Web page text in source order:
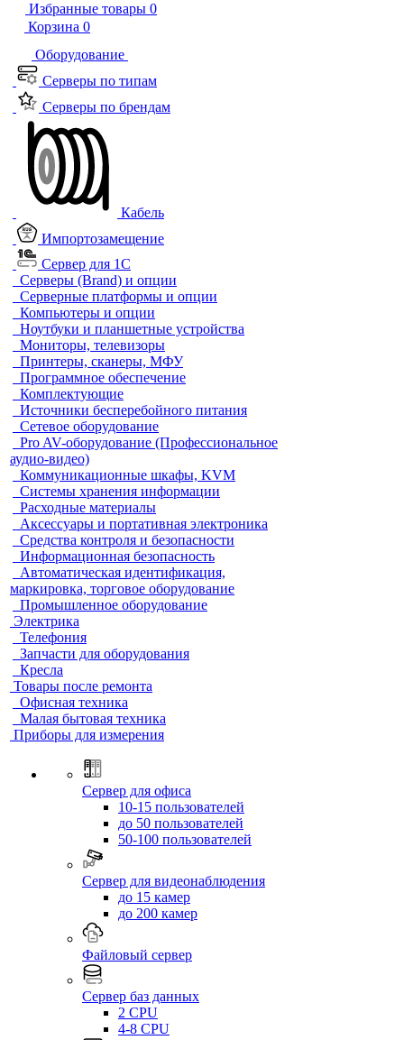
Избранные товары 0
Корзина 0
Оборудование
Серверы по типам
Серверы по брендам
Кабель
Импортозамещение
Сервер для 1С
Серверы (Brand) и опции
Серверные платформы и опции
Компьютеры и опции
Ноутбуки и планшетные устройства
Мониторы, телевизоры
Принтеры, сканеры, МФУ
Программное обеспечение
Комплектующие
Источники бесперебойного питания
Сетевое оборудование
Pro AV-оборудование (Профессиональное
аудио-видео)
Коммуникационные шкафы, KVM
Системы хранения информации
Расходные материалы
Аксессуары и портативная электроника
Средства контроля и безопасности
Информационная безопасность
Автоматическая идентификация,
маркировка, торговое оборудование
Промышленное оборудование
Электрика
Телефония
Запчасти для оборудования
Кресла
Товары после ремонта
Офисная техника
Малая бытовая техника
Приборы для измерения
Сервер для офиса
10-15 пользователей
до 50 пользователей
50-100 пользователей
Сервер для видеонаблюдения
до 15 камер
до 200 камер
Файловый сервер
Сервер баз данных
2 CPU
4-8 CPU